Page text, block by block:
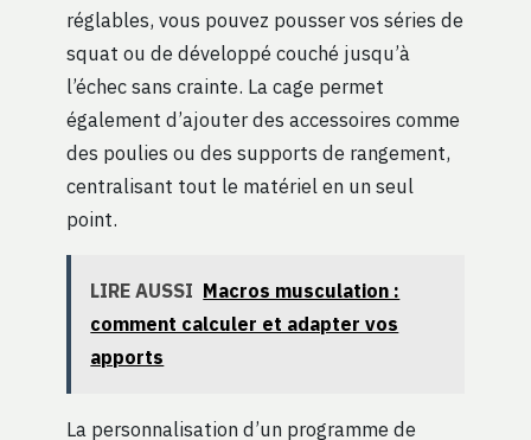
réglables, vous pouvez pousser vos séries de
squat ou de développé couché jusqu’à
l’échec sans crainte. La cage permet
également d’ajouter des accessoires comme
des poulies ou des supports de rangement,
centralisant tout le matériel en un seul
point.
LIRE AUSSI Macros musculation :
comment calculer et adapter vos
apports
La personnalisation d’un programme de